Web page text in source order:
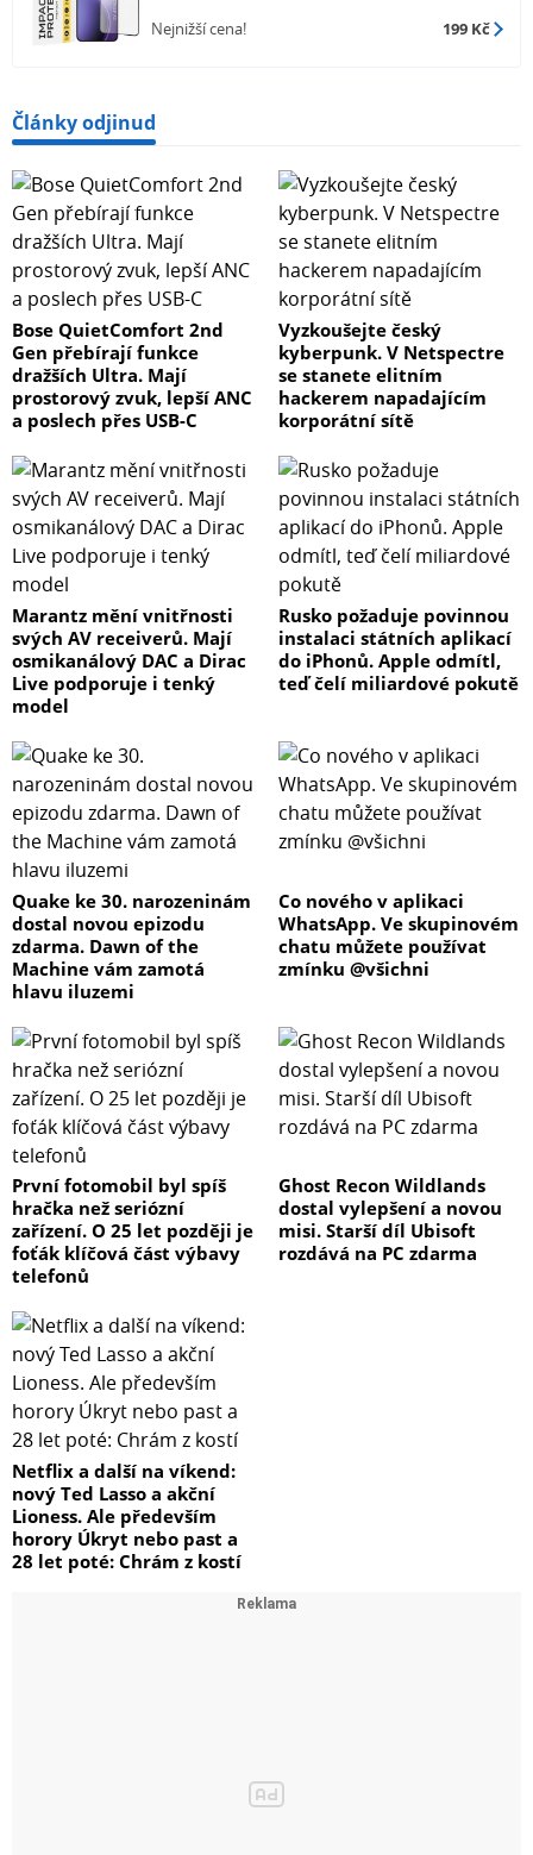
Nejnižší cena! 199 Kč
Články odjinud
Bose QuietComfort 2nd
Gen přebírají funkce
dražších Ultra. Mají
prostorový zvuk, lepší ANC
a poslech přes USB-C
Vyzkoušejte český
kyberpunk. V Netspectre
se stanete elitním
hackerem napadajícím
korporátní sítě
Marantz mění vnitřnosti
svých AV receiverů. Mají
osmikanálový DAC a Dirac
Live podporuje i tenký
model
Rusko požaduje povinnou
instalaci státních aplikací
do iPhonů. Apple odmítl,
teď čelí miliardové pokutě
Quake ke 30. narozeninám
dostal novou epizodu
zdarma. Dawn of the
Machine vám zamotá
hlavu iluzemi
Co nového v aplikaci
WhatsApp. Ve skupinovém
chatu můžete používat
zmínku @všichni
První fotomobil byl spíš
hračka než seriózní
zařízení. O 25 let později je
foťák klíčová část výbavy
telefonů
Ghost Recon Wildlands
dostal vylepšení a novou
misi. Starší díl Ubisoft
rozdává na PC zdarma
Netflix a další na víkend:
nový Ted Lasso a akční
Lioness. Ale především
horory Úkryt nebo past a
28 let poté: Chrám z kostí